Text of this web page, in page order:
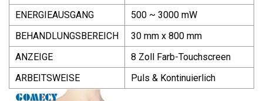
ENERGIEAUSGANG
500 ~ 3000 mW
BEHANDLUNGSBEREICH
30 mm x 800 mm
ANZEIGE
8 Zoll Farb-Touchscreen
ARBEITSWEISE
Puls & Kontinuierlich